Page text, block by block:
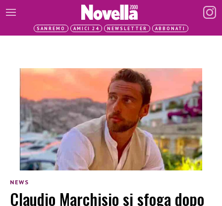
SANREMO AMICI 24 NEWSLETTER ABBONATI
NEWS
Claudio Marchisio si sfoga dopo